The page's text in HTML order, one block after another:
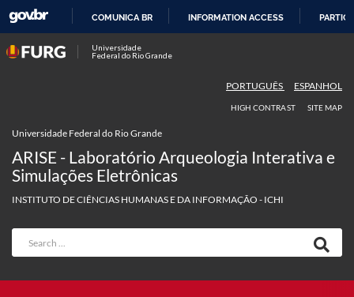
COMUNICA BR INFORMATION ACCESS
Universidade
Federal do Rio Grande
PORTUGUÊS ESPANHOL
HIGH CONTRAST SITE MAP
Universidade Federal do Rio Grande
ARISE - Laboratório Arqueologia Interativa e
Simulações Eletrônicas
INSTITUTO DE CIÊNCIAS HUMANAS E DA INFORMAÇÃO - ICHI